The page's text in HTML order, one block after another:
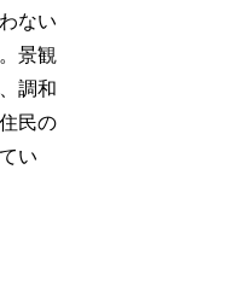
ない
景観
調和
民の
い